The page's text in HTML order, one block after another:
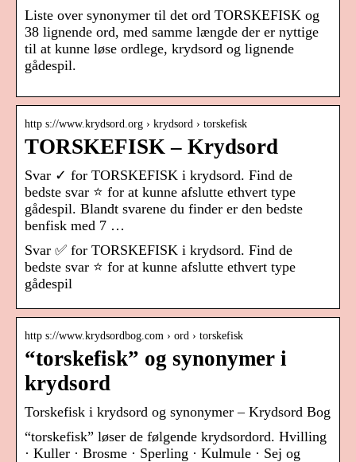
Liste over synonymer til det ord TORSKEFISK og
38 lignende ord, med samme længde der er nyttige
til at kunne løse ordlege, krydsord og lignende
gådespil.
http s://www.krydsord.org › krydsord › torskefisk
TORSKEFISK – Krydsord
Svar ✓ for TORSKEFISK i krydsord. Find de
bedste svar ⭐ for at kunne afslutte ethvert type
gådespil. Blandt svarene du finder er den bedste
benfisk med 7 …
Svar ✅ for TORSKEFISK i krydsord. Find de
bedste svar ⭐ for at kunne afslutte ethvert type
gådespil
http s://www.krydsordbog.com › ord › torskefisk
“torskefisk” og synonymer i
krydsord
Torskefisk i krydsord og synonymer – Krydsord Bog
“torskefisk” løser de følgende krydsordord. Hvilling
· Kuller · Brosme · Sperling · Kulmule · Sej og